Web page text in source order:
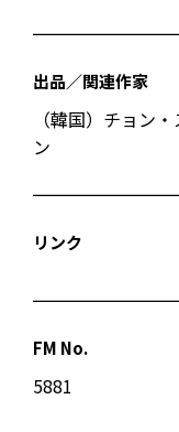
出品／関連作家
（韓国）チョン
ン
リンク
FM No.
5881